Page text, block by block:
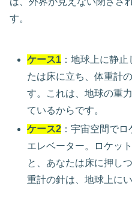
す。
ケース1 ：地球上に静
たは床に立ち、体重計
す。これは、地球の重
ているからです。
ケース2 ：宇宙空間で
エレベーター。ロケッ
と、あなたは床に押し
重計の針は、地球上に